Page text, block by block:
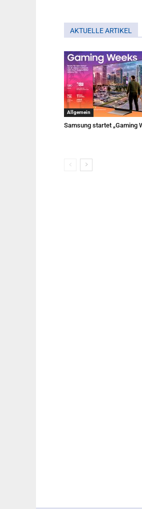
AKTUELLE ARTIKEL
Allgemein
Samsung startet „Gaming